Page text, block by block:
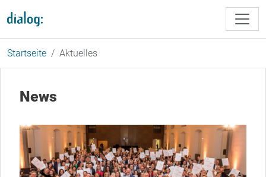
Startseite Aktuelles
News